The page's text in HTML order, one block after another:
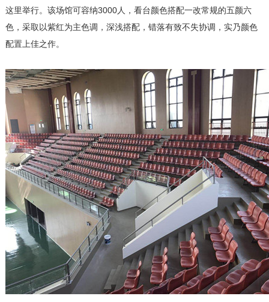
这里举行。该场馆可容纳3000人，看台颜色搭配一改常规的五颜六
色，采取以紫红为主色调，深浅搭配，错落有致不失协调，实乃颜色
配置上佳之作。